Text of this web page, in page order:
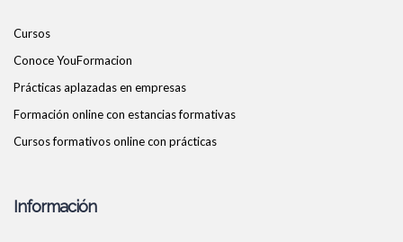
Cursos
Conoce YouFormacion
Prácticas aplazadas en empresas
Formación online con estancias formativas
Cursos formativos online con prácticas
Información